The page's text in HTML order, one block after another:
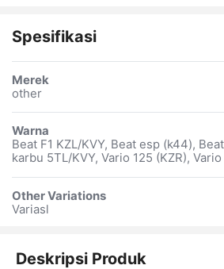
Spesifikasi
Merek
other
Warna
Beat F1 KZL/KVY, Beat esp (k44),
karbu 5TL/KVY, Vario 125 (KZR),
Other Variations
Variasl
Deskripsi Produk